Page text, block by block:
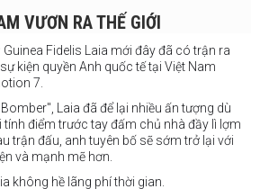
VƯƠN RA THẾ GIỚI
Fidelis Laia mới đây đã có trận ra
kiện quyền Anh quốc tế tại Việt Nam
7.
Laia đã để lại nhiều ấn tượng dù
điểm trước tay đấm chủ nhà đầy lì lợm
trận đấu, anh tuyên bố sẽ sớm trở lại với
và mạnh mẽ hơn.
không hề lãng phí thời gian.